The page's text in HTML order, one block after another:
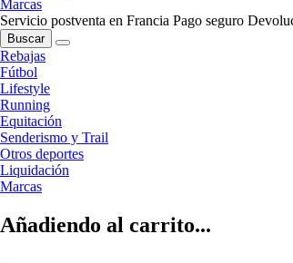
Marcas
Servicio postventa en Francia Pago seguro
Buscar
Rebajas
Fútbol
Lifestyle
Running
Equitación
Senderismo y Trail
Otros deportes
Liquidación
Marcas
Añadiendo al carrito...